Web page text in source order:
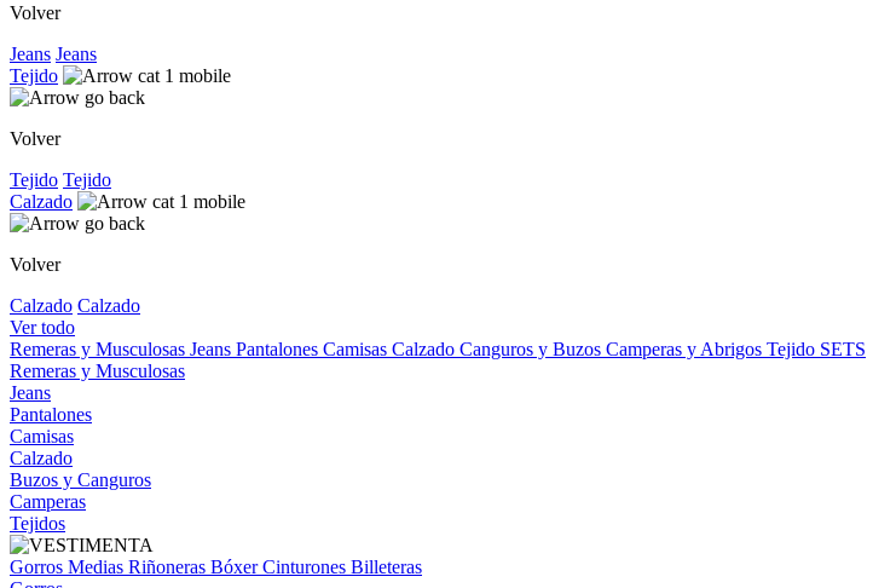
Volver
Jeans Jeans
Tejido
Volver
Tejido Tejido
Calzado
Volver
Calzado Calzado
Ver todo
Remeras y Musculosas Jeans Pantalones Camisas Calzado Canguros y Buzos Camperas y Abrigos Tejido SETS
Remeras y Musculosas
Jeans
Pantalones
Camisas
Calzado
Buzos y Canguros
Camperas
Tejidos
Gorros Medias Riñoneras BóxerCinturones Billeteras